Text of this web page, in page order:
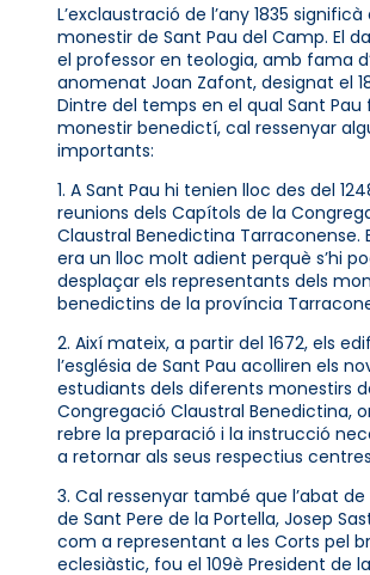
L’exclaustració de l’any 1835
monestir de Sant Pau del Camp. El
el professor en teologia, amb fama
anomenat Joan Zafont, designat el
Dintre del temps en el qual Sant Pau
monestir benedictí, cal ressenyar
importants:
1. A Sant Pau hi tenien lloc des del
reunions dels Capítols de la
Claustral Benedictina Tarraconense.
era un lloc molt adient perquè s’hi
desplaçar els representants dels
benedictins de la província
2. Així mateix, a partir del 1672, els
l’església de Sant Pau acolliren els
estudiants dels diferents monestirs
Congregació Claustral Benedictina,
rebre la preparació i la instrucció
a retornar als seus respectius
3. Cal ressenyar també que l’abat de
de Sant Pere de la Portella, Josep
com a representant a les Corts pel
eclesiàstic, fou el 109è President de